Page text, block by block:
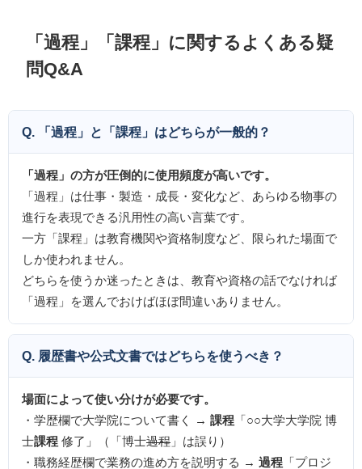
「過程」「課程」に関するよくある疑
問Q&A
Q. 「過程」と「課程」はどちらが一般的？
「過程」の方が圧倒的に使用頻度が高いです。
「過程」は仕事・製造・成長・変化など、あらゆる物事の
進行を表現できる汎用性の高い言葉です。
一方「課程」は教育機関や資格制度など、限られた場面で
しか使われません。
どちらを使うか迷ったときは、教育や資格の話でなければ
「過程」を選んでおけばほぼ間違いありません。
Q. 履歴書や公式文書ではどちらを使うべき？
場面によって使い分けが必要です。
・学歴欄で大学院について書く → 課程 「○○大学大学院 博
士課程 修了」（「博士過程 」は誤り）
・職務経歴欄で業務の進め方を説明する → 過程 「プロジ